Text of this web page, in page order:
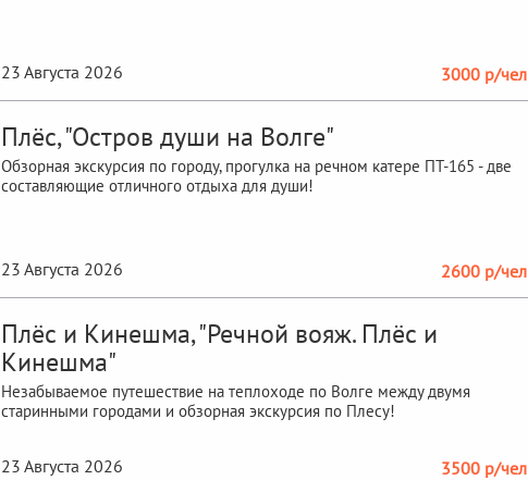
23 Августа 2026 3000 р/чел
Плёс, "Остров души на Волге"
Обзорная экскурсия по городу, прогулка на речном катере ПТ-165 - две
составляющие отличного отдыха для души!
23 Августа 2026 2600 р/чел
Плёс и Кинешма, "Речной вояж. Плёс и
Кинешма"
Незабываемое путешествие на теплоходе по Волге между двумя
старинными городами и обзорная экскурсия по Плесу!
23 Августа 2026 3500 р/чел